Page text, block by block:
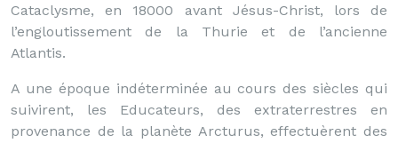
Cataclysme, en 18000 avant Jésus-Christ, lors de
l’engloutissement de la Thurie et de l’ancienne
Atlantis.
A une époque indéterminée au cours des siècles qui
suivirent, les Educateurs, des extraterrestres en
provenance de la planète Arcturus, effectuèrent des